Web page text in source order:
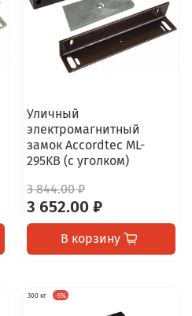
Уличный
электромагнитный
замок Accordtec ML-
295KB (с уголком)
3 844.00 ₽
3 652.00 ₽
В корзину
300 кг -5%